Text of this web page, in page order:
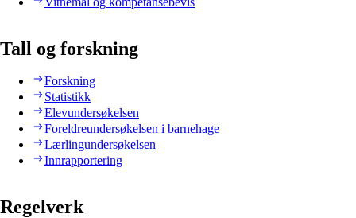
Tall og forskning
Forskning
Statistikk
Elevundersøkelsen
Foreldreundersøkelsen i barnehage
Lærlingundersøkelsen
Innrapportering
Regelverk